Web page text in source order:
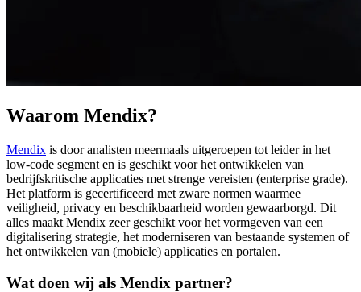
Waarom Mendix?
Mendix is door analisten meermaals uitgeroepen tot leider in het
low-code segment en is geschikt voor het ontwikkelen van
bedrijfskritische applicaties met strenge vereisten (enterprise grade).
Het platform is gecertificeerd met zware normen waarmee
veiligheid, privacy en beschikbaarheid worden gewaarborgd. Dit
alles maakt Mendix zeer geschikt voor het vormgeven van een
digitalisering strategie, het moderniseren van bestaande systemen of
het ontwikkelen van (mobiele) applicaties en portalen.
Wat doen wij als Mendix partner?